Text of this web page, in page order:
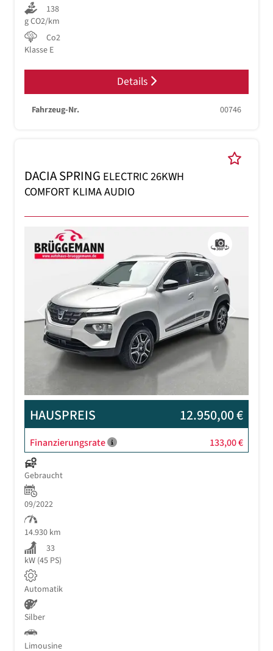
138
g CO2/km
Co2
Klasse E
Details
Fahrzeug-Nr. 00746
DACIA SPRING ELECTRIC 26KWH
COMFORT KLIMA AUDIO
Previous Next
HAUSPREIS 12.950,00 €
Finanzierungsrate 133,00 €
Gebraucht
09/2022
14.930 km
33
kW (45 PS)
Automatik
Silber
Limousine